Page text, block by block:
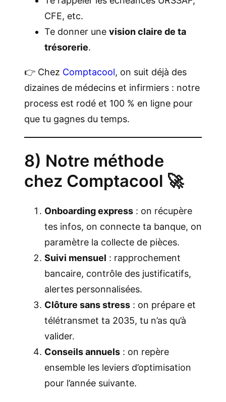
CFE, etc.
Te donner une vision claire de ta
trésorerie.
👉 Chez Comptacool, on suit déjà des
dizaines de médecins et infirmiers : notre
process est rodé et 100 % en ligne pour
que tu gagnes du temps.
8) Notre méthode
chez Comptacool 🚀
Onboarding express : on récupère
tes infos, on connecte ta banque, on
paramètre la collecte de pièces.
Suivi mensuel : rapprochement
bancaire, contrôle des justificatifs,
alertes personnalisées.
Clôture sans stress : on prépare et
télétransmet ta 2035, tu n’as qu’à
valider.
Conseils annuels : on repère
ensemble les leviers d’optimisation
pour l’année suivante.